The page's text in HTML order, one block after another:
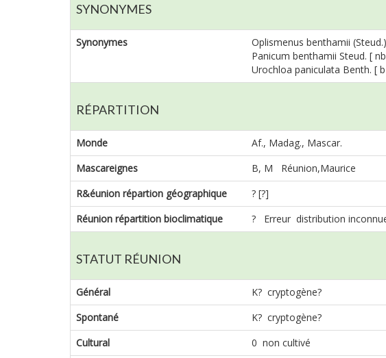
SYNONYMES
Synonymes
Oplismenus benthamii
Panicum benthamii Steud. [
Urochloa paniculata Benth. [
RÉPARTITION
Monde
Af., Madag., Mascar.
Mascareignes
B, M Réunion,Maurice
R&éunion répartion géographique
? [?]
Réunion répartition bioclimatique
? Erreur distribution
STATUT RÉUNION
Général
K? cryptogène?
Spontané
K? cryptogène?
Cultural
0 non cultivé